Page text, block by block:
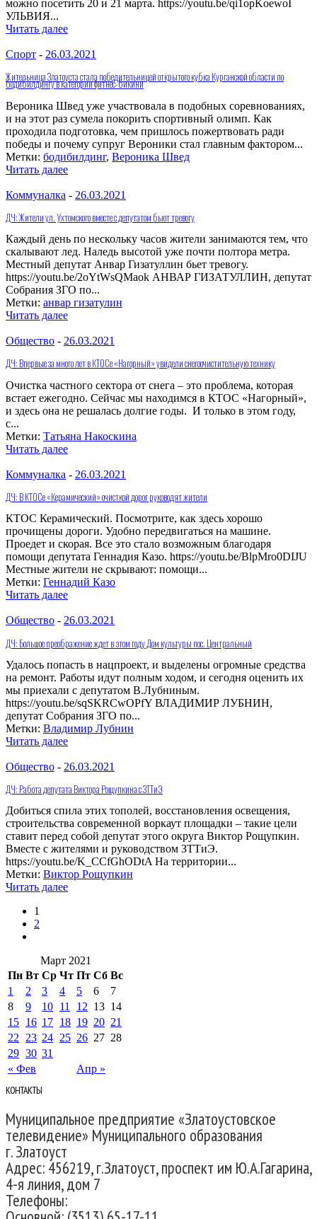
можно посетить 20 и 21 марта. https://youtu.be/qi1opKoewoI
УЛЬВИЯ...
Читать далее
Спорт - 26.03.2021
Жительница Златоуста стала победительницей открытого кубка Курганской области по
бодибилдингу в категории фитнес-бикини
Вероника Швед уже участвовала в подобных соревнованиях,
и на этот раз сумела покорить спортивный олимп. Как
проходила подготовка, чем пришлось пожертвовать ради
победы и почему супруг Вероники стал главным фактором...
Метки: бодибилдинг, Вероника Швед
Читать далее
Коммуналка - 26.03.2021
ДЧ: Жители ул. Ухтомского вместе с депутатом бьют тревогу
Каждый день по нескольку часов жители занимаются тем, что
скалывают лед. Наледь высотой уже почти полтора метра.
Местный депутат Анвар Гизатуллин бьет тревогу.
https://youtu.be/2oYtWsQMaok АНВАР ГИЗАТУЛЛИН, депутат
Собрания ЗГО по...
Метки: анвар гизатулин
Читать далее
Общество - 26.03.2021
ДЧ: Впервые за много лет в КТОСе «Нагорный» увидели снегоочистительную технику
Очистка частного сектора от снега – это проблема, которая
встает ежегодно. Сейчас мы находимся в КТОС «Нагорный»,
и здесь она не решалась долгие годы. И только в этом году,
с...
Метки: Татьяна Накоскина
Читать далее
Коммуналка - 26.03.2021
ДЧ: В КТОСе «Керамический» очисткой дорог руководят жители
КТОС Керамический. Посмотрите, как здесь хорошо
прочищены дороги. Удобно передвигаться на машине.
Проедет и скорая. Все это стало возможным благодаря
помощи депутата Геннадия Казо. https://youtu.be/BlpMro0DIJU
Местные жители не скрывают: помощи...
Метки: Геннадий Казо
Читать далее
Общество - 26.03.2021
ДЧ: Большое преображение ждет в этом году Дом культуры пос. Центральный
Удалось попасть в нацпроект, и выделены огромные средства
на ремонт. Работы идут полным ходом, и сегодня оценить их
мы приехали с депутатом В.Лубниным.
https://youtu.be/sqSKRCwOPfY ВЛАДИМИР ЛУБНИН,
депутат Собрания ЗГО по...
Метки: Владимир Лубнин
Читать далее
Общество - 26.03.2021
ДЧ: Работа депутата Виктора Рощупкина с ЗТТиЭ
Добиться спила этих тополей, восстановления освещения,
строительства современной воркаут площадки – такие цели
ставит перед собой депутат этого округа Виктор Рощупкин.
Вместе с жителями и руководством ЗТТиЭ.
https://youtu.be/K_CCfGhODtA На территории...
Метки: Виктор Рощупкин
Читать далее
1
2
Март 2021
Пн Вт Ср Чт Пт Сб Вс
« Фев Апр »
1 2 3 4 5 6
7
8
9 10 11 12 13 14
15 16 17 18 19 20 21
22 23 24 25 26 27 28
29 30 31
КОНТАКТЫ
Муниципальное предприятие «Златоустовское
телевидение» Муниципального образования
г. Златоуст
Адрес: 456219, г.Златоуст, проспект им Ю.А.Гагарина,
4-я линия, дом 7
Телефоны: